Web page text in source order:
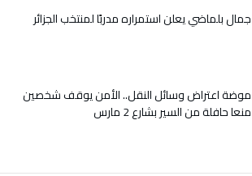
جمال بلماضي يعلن استمراره مدربًا لمنتخب الجزائر
موضة اعتراض وسائل النقل.. الأمن يوقف شخصين
منعا حافلة من السير بشارع 2 مارس